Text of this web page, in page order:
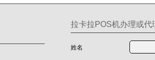
拉卡拉POS机办理或
姓名